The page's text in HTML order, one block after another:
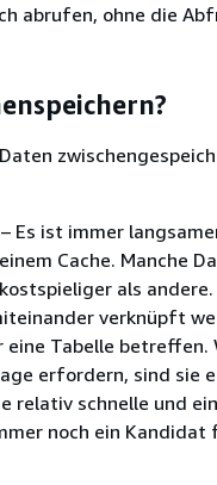
abrufen, ohne die
– Es ist immer
Cache. Manche
als
verknüpft
Tabelle
erfordern, sind sie
relativ schnelle und
noch ein